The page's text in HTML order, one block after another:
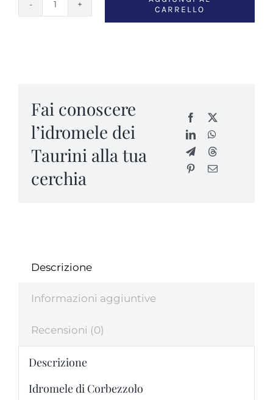
CARRELLO
Fai conoscere
l’idromele dei
Taurini alla tua
cerchia
Descrizione
Informazioni aggiuntive
Recensioni (0)
Descrizione
Idromele di Corbezzolo